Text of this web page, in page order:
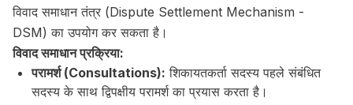
विवाद समाधान तंत्र (Dispute Settlement Mechanism -
DSM) का उपयोग कर सकता है।
विवाद समाधान प्रक्रिया:
परामर्श (Consultations): शिकायतकर्ता सदस्य पहले संबंधित
सदस्य के साथ द्विपक्षीय परामर्श का प्रयास करता है।